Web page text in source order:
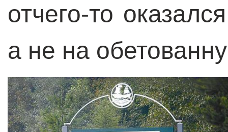
отчего-то
а не на